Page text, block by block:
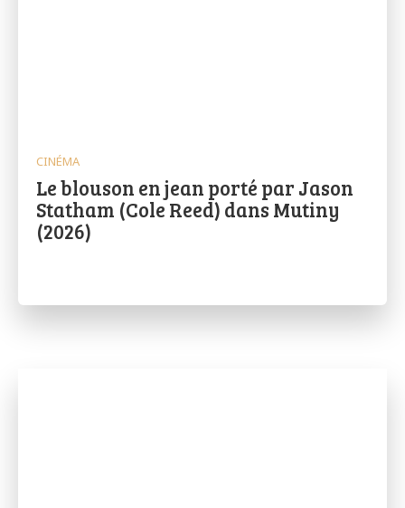
CINÉMA
Le blouson en jean porté par Jason
Statham (Cole Reed) dans Mutiny
(2026)